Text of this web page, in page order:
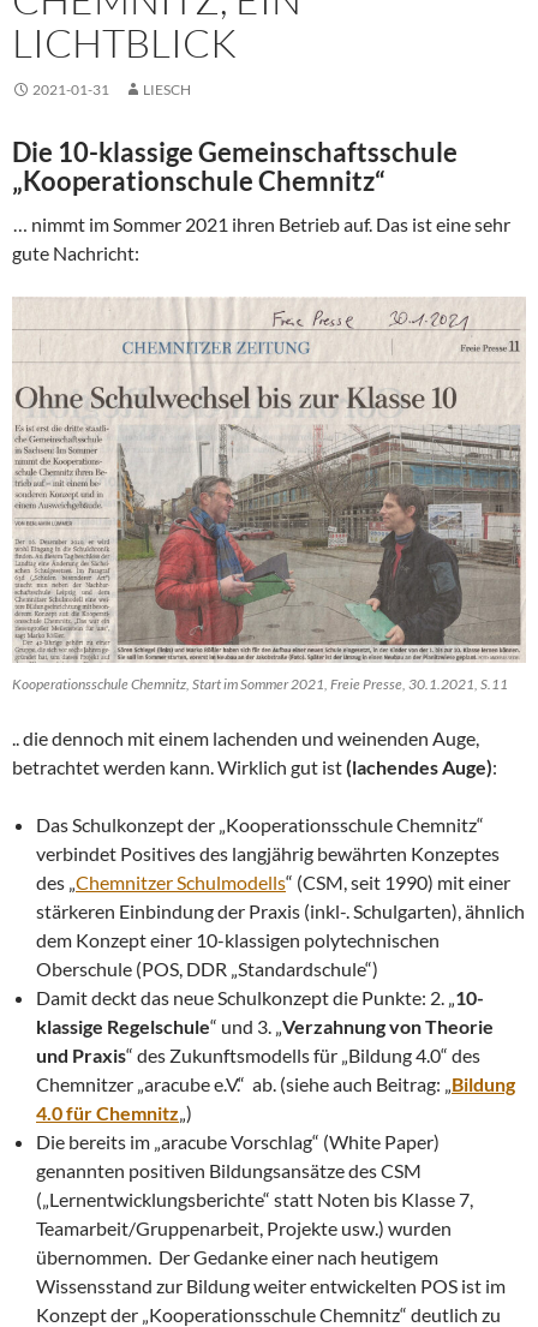
LICHTBLICK
2021-01-31 LIESCH
Die 10-klassige Gemeinschaftsschule
„Kooperationschule Chemnitz“
… nimmt im Sommer 2021 ihren Betrieb auf. Das ist eine sehr
gute Nachricht:
Kooperationsschule Chemnitz, Start im Sommer 2021, Freie Presse, 30.1.2021, S.11
.. die dennoch mit einem lachenden und weinenden Auge,
betrachtet werden kann. Wirklich gut ist(lachendes Auge):
Das Schulkonzept der „Kooperationsschule Chemnitz“
verbindet Positives des langjährig bewährten Konzeptes
des „Chemnitzer Schulmodells“ (CSM, seit 1990) mit einer
stärkeren Einbindung der Praxis (inkl-. Schulgarten), ähnlich
dem Konzept einer 10-klassigen polytechnischen
Oberschule (POS, DDR „Standardschule“)
Damit deckt das neue Schulkonzept die Punkte: 2. „10-
klassige Regelschule“ und 3. „Verzahnung von Theorie
und Praxis“ des Zukunftsmodells für „Bildung 4.0“ des
Chemnitzer „aracube e.V.“ ab. (siehe auch Beitrag: „Bildung
4.0 für Chemnitz„)
Die bereits im „aracube Vorschlag“ (White Paper)
genannten positiven Bildungsansätze des CSM
(„Lernentwicklungsberichte“ statt Noten bis Klasse 7,
Teamarbeit/Gruppenarbeit, Projekte usw.) wurden
übernommen. Der Gedanke einer nach heutigem
Wissensstand zur Bildung weiter entwickelten POS ist im
Konzept der „Kooperationsschule Chemnitz“ deutlich zu